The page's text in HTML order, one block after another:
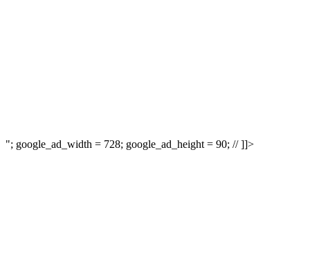
"; google_ad_width = 728; google_ad_height = 90; // ]]>